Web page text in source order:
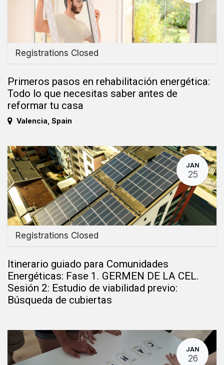
Registrations Closed
Primeros pasos en rehabilitación energética:
Todo lo que necesitas saber antes de
reformar tu casa
Valencia Spain
JAN
25
Registrations Closed
Itinerario guiado para Comunidades
Energéticas: Fase 1. GERMEN DE LA CEL.
Sesión 2: Estudio de viabilidad previo:
Búsqueda de cubiertas
JAN
26